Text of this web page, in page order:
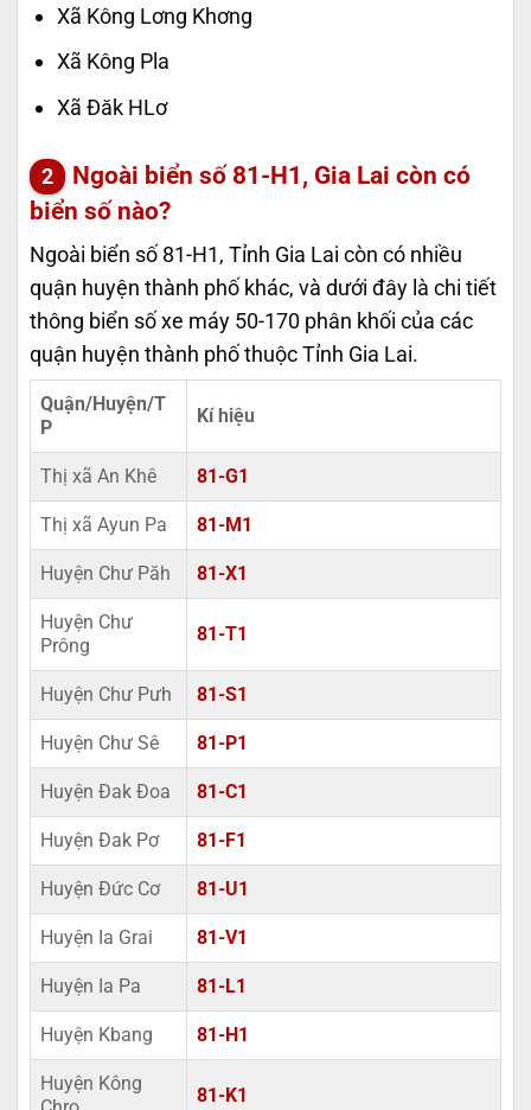
Xã Kông Lơng Khơng
Xã Kông Pla
Xã Đăk HLơ
Ngoài biển số 81-H1, Gia Lai còn có
biển số nào?
Ngoài biển số 81-H1, Tỉnh Gia Lai còn có nhiều
quận huyện thành phố khác, và dưới đây là chi tiết
thông biển số xe máy 50-170 phân khối của các
quận huyện thành phố thuộc Tỉnh Gia Lai.
Quận/Huyện/T
P
Kí hiệu
Thị xã An Khê 81-G1
Thị xã Ayun Pa 81-M1
Huyện Chư Păh 81-X1
Huyện Chư
Prông
81-T1
Huyện Chư Pưh 81-S1
Huyện Chư Sê 81-P1
Huyện Đak Đoa 81-C1
Huyện Đak Pơ 81-F1
Huyện Đức Cơ 81-U1
Huyện Ia Grai 81-V1
Huyện Ia Pa 81-L1
Huyện Kbang 81-H1
Huyện Kông
81-K1